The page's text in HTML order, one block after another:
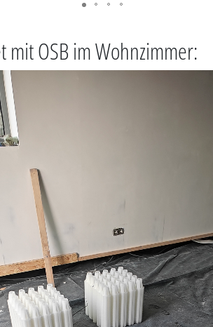
mit OSB im Wohnzimmer: